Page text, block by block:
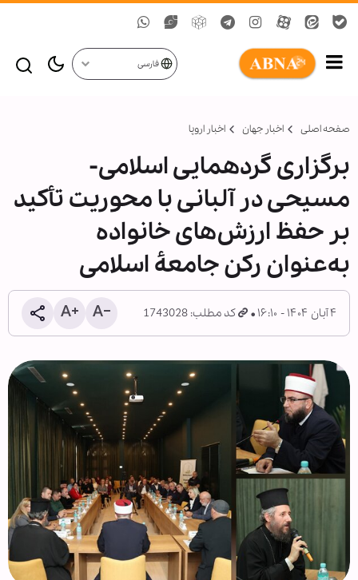
فارسی
صفحه اصلی اخبار جهان اخبار اروپا
برگزاری گردهمایی اسلامی-
مسیحی در آلبانی با محوریت تأکید
بر حفظ ارزش‌های خانواده
به‌عنوان رکن جامعۀ اسلامی
۴ آبان ۱۴۰۴ - ۱۶:۱۰ کد مطلب: 1743028